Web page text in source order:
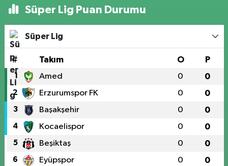
Süper Lig Puan Durumu
Süper Lig
# Takım O P
1 Amed 0 0
2 Erzurumspor FK 0 0
3 Başakşehir 0 0
4 Kocaelispor 0 0
5 Beşiktaş 0 0
6 Eyüpspor 0 0